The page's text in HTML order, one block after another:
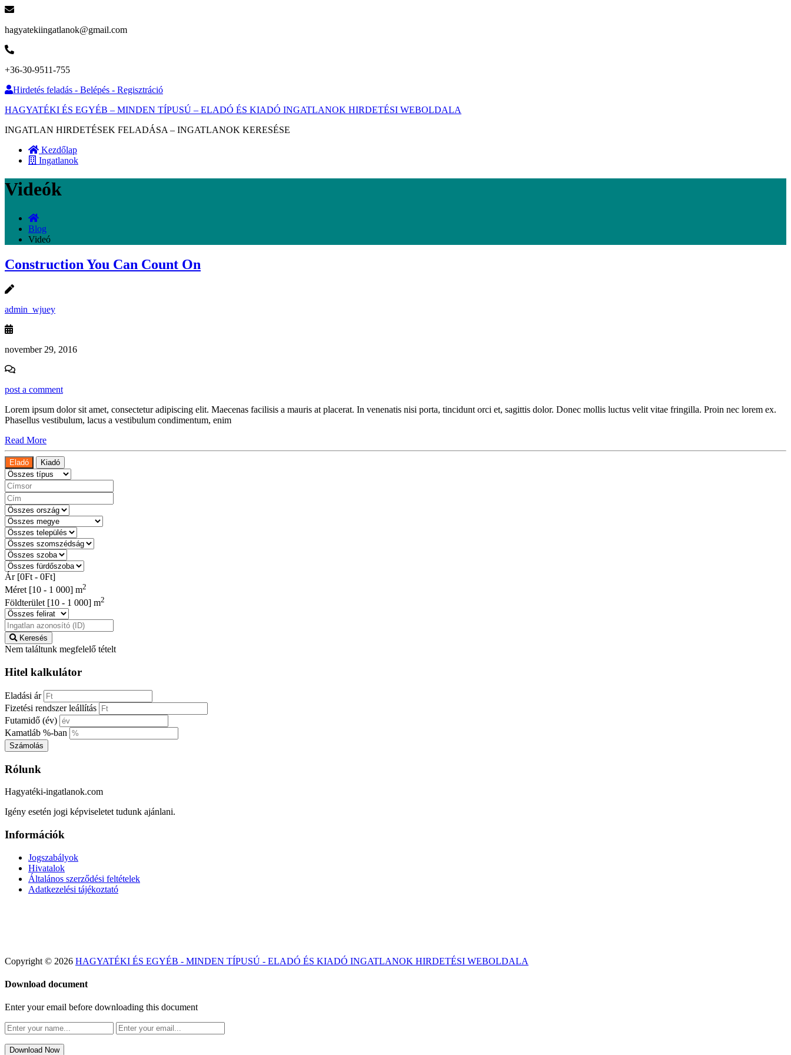
hagyatekiingatlanok@gmail.com
+36-30-9511-755
Hirdetés feladás - Belépés - Regisztráció
HAGYATÉKI ÉS EGYÉB – MINDEN TÍPUSÚ – ELADÓ ÉS KIADÓ INGATLANOK HIRDETÉSI WEBOLDALA
INGATLAN HIRDETÉSEK FELADÁSA – INGATLANOK KERESÉSE
Kezdőlap
Ingatlanok
Videók
Blog
Videó
Construction You Can Count On
admin_wjuey
november 29, 2016
post a comment
Lorem ipsum dolor sit amet, consectetur adipiscing elit. Maecenas facilisis a mauris at placerat. In venenatis nisi porta, tincidunt orci et, sagittis dolor. Donec mollis luctus velit vitae fringilla. Proin nec lorem ex.
Phasellus vestibulum, lacus a vestibulum condimentum, enim
Read More
Eladó Kiadó
Ár [0Ft - 0Ft]
Méret [10 - 1 000] m2
Földterület [10 - 1 000] m2
Keresés
Nem találtunk megfelelő tételt
Hitel kalkulátor
Eladási ár
Fizetési rendszer leállítás
Futamidő (év)
Kamatláb %-ban
Számolás
Rólunk
Hagyatéki-ingatlanok.com
Igény esetén jogi képviseletet tudunk ajánlani.
Információk
Jogszabályok
Hivatalok
Általános szerződési feltételek
Adatkezelési tájékoztató
Copyright © 2026 HAGYATÉKI ÉS EGYÉB - MINDEN TÍPUSÚ - ELADÓ ÉS KIADÓ INGATLANOK HIRDETÉSI WEBOLDALA
Download document
Enter your email before downloading this document
Download Now